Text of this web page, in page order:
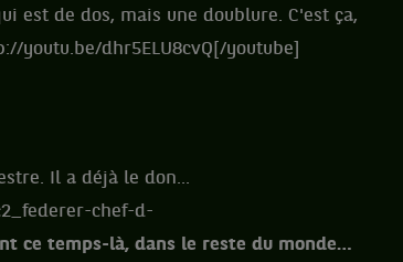
est de dos, mais une doublure. C'est ça,
youtu.be/dhr5ELU8cvQ[/youtube]
Il a déjà le don...
chef-d-
ce temps-là, dans le reste du monde…